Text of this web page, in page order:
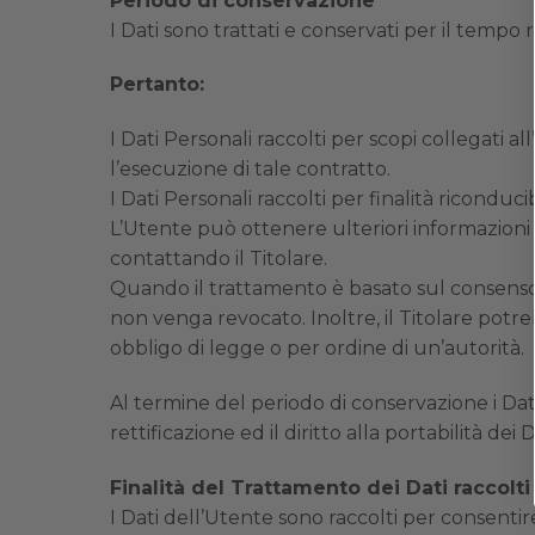
I Dati sono trattati e conservati per il tempo
Pertanto:
I Dati Personali raccolti per scopi collegati
l’esecuzione di tale contratto.
I Dati Personali raccolti per finalità
L’Utente può ottenere ulteriori
contattando il Titolare.
Quando il trattamento è basato sul
non venga revocato. Inoltre, il Titolare
obbligo di legge o per ordine di un’autorità.
Al termine del periodo di conservazione i
rettificazione ed il diritto alla portabilità dei
Finalità del Trattamento dei Dati raccolti
I Dati dell’Utente sono raccolti per